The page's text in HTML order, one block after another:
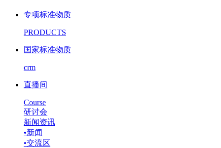
专项标准物质
PRODUCTS
国家标准物质
crm
直播间
Course
研讨会
新闻资讯
•新闻
•交流区